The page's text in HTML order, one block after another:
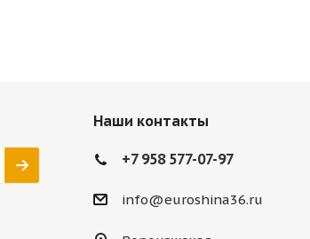
Наши контакты
+7 958 577-07-97
info@euroshina36.ru